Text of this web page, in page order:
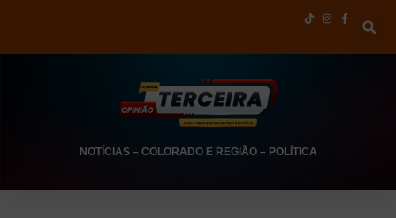
NOTÍCIAS– COLORADO E REGIÃO– POLÍTICA